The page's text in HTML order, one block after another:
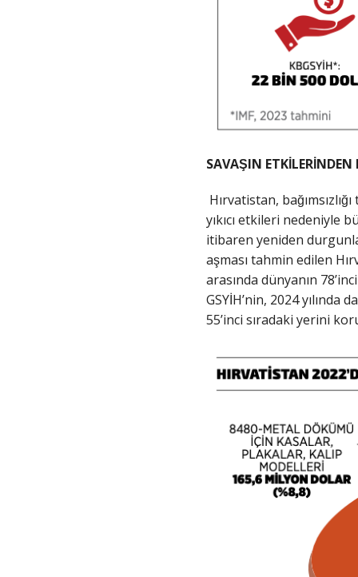
SAVAŞIN
Hırvatistan,
yıkıcı etkileri nedeniyle
itibaren yeniden
aşması tahmin edilen
arasında dünyanın
GSYİH’nin, 2024
55’inci sıradaki yerini